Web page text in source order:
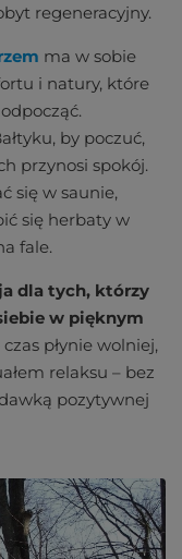
regeneracyjny.
ma w sobie
i natury, które
by poczuć,
przynosi spokój.
się w saunie,
się herbaty w
fale.
dla tych, którzy
w pięknym
płynie wolniej,
relaksu – bez
pozytywnej